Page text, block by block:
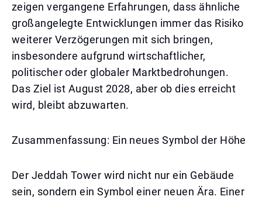
zeigen vergangene Erfahrungen, dass ähnliche
großangelegte Entwicklungen immer das Risiko
weiterer Verzögerungen mit sich bringen,
insbesondere aufgrund wirtschaftlicher,
politischer oder globaler Marktbedrohungen.
Das Ziel ist August 2028, aber ob dies erreicht
wird, bleibt abzuwarten.
Zusammenfassung: Ein neues Symbol der Höhe
Der Jeddah Tower wird nicht nur ein Gebäude
sein, sondern ein Symbol einer neuen Ära. Einer